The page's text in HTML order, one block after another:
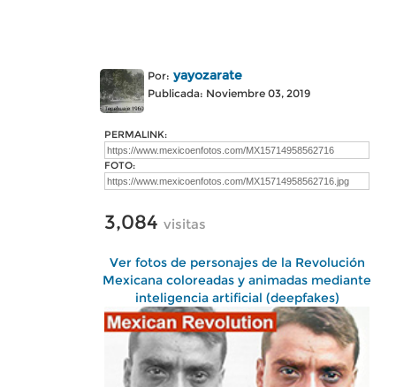
Por: yayozarate
Publicada: Noviembre 03, 2019
PERMALINK:
FOTO:
3,084 visitas
Ver fotos de personajes de la Revolución
Mexicana coloreadas y animadas mediante
inteligencia artificial (deepfakes)